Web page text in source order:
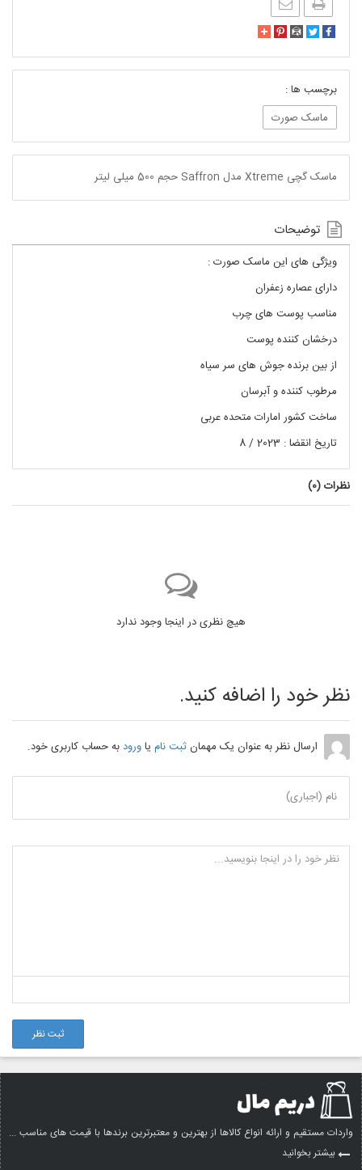
برچسب ها :
ماسک صورت
ماسک گچی Xtreme مدل Saffron حجم 500 میلی لیتر
توضیحات
ویژگی های این ماسک صورت :
دارای عصاره زعفران
مناسب پوست های چرب
درخشان کننده پوست
از بین برنده جوش های سر سیاه
مرطوب کننده و آبرسان
ساخت کشور امارات متحده عربی
تاریخ انقضا : 2023 / 8
نظرات (0
)
هیچ نظری در اینجا وجود ندارد
نظر خود را اضافه کنید.
ارسال نظر به عنوان یک مهمانثبت نام یاورودبه حساب کاربری خود.
نام (اجباری)
ثبت نظر
واردات مستقیم و ارائه انواع کالاها از بهترین و معتبرترین برندها با قیمت های مناسب ...
بیشتر بخوانید